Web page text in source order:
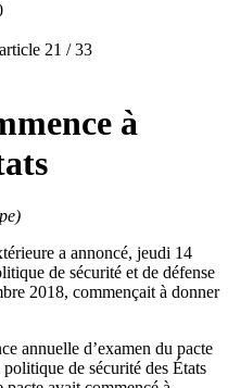
21 / 33
à
a annoncé, jeudi 14
de sécurité et de défense
2018, commençait à donner
annuelle d’examen du pacte
de sécurité des États